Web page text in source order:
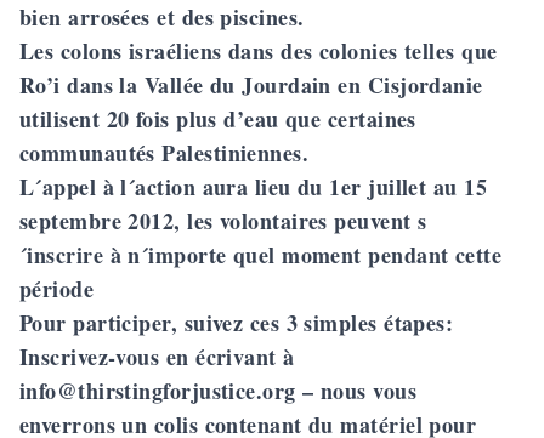
bien arrosées et des piscines.
Les colons israéliens dans des colonies telles que
Ro’i dans la Vallée du Jourdain en Cisjordanie
utilisent 20 fois plus d’eau que certaines
communautés Palestiniennes.
L´appel à l´action aura lieu du 1er juillet au 15
septembre 2012, les volontaires peuvent s
´inscrire à n´importe quel moment pendant cette
période
Pour participer, suivez ces 3 simples étapes:
Inscrivez-vous en écrivant à
info@thirstingforjustice.org – nous vous
enverrons un colis contenant du matériel pour